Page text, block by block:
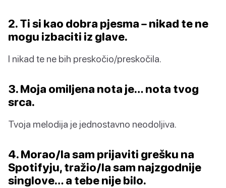
2. Ti si kao dobra pjesma – nikad te ne
mogu izbaciti iz glave.
I nikad te ne bih preskočio/preskočila.
3. Moja omiljena nota je… nota tvog
srca.
Tvoja melodija je jednostavno neodoljiva.
4. Morao/la sam prijaviti grešku na
Spotifyju, tražio/la sam najzgodnije
singlove… a tebe nije bilo.